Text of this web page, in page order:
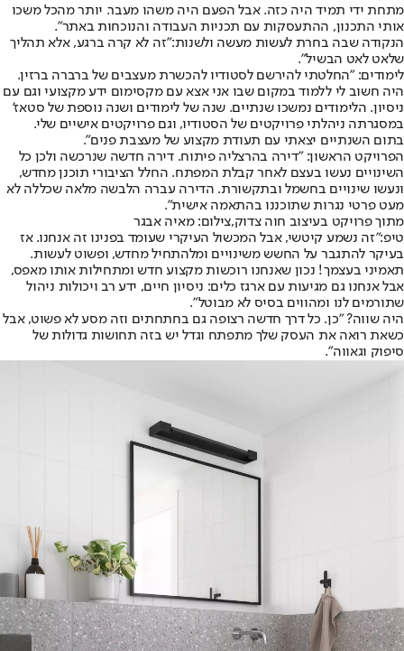
מתחת ידי תמיד היה כזה. אבל הפעם היה משהו מעבר. יותר מהכל משכו
אותי התכנון, ההתעסקות עם תכניות העבודה והנוכחות באתר".
הנקודה שבה בחרת לעשות מעשה ולשנות:"זה לא קרה ברגע, אלא תהליך
שלאט לאט הבשיל".
לימודים: "החלטתי להירשם לסטודיו להכשרת מעצבים של ברברה ברזין.
היה חשוב לי ללמוד במקום שבו אני אצא עם מקסימום ידע מקצועי וגם עם
ניסיון. הלימודים נמשכו שנתיים. שנה של לימודים ושנה נוספת של סטאז'
במסגרתה ניהלתי פרויקטים של הסטודיו, וגם פרויקטים אישיים שלי.
בתום השנתיים יצאתי עם תעודת מקצוע של מעצבת פנים".
הפרויקט הראשון: "דירה בהרצליה פיתוח. דירה חדשה שנרכשה ולכן כל
השינויים נעשו בעצם לאחר קבלת המפתח. החלל הציבורי תוכנן מחדש,
ונעשו שינויים בחשמל ובתקשורת. הדירה עברה הלבשה מלאה שכללה לא
מעט פרטי נגרות שתוכננו בהתאמה אישית".
מתוך פרויקט בעיצוב חוה צדוק,צילום: מאיה אבגר
טיפ:"זה נשמע קיטשי, אבל המכשול העיקרי שעומד בפנינו זה אנחנו. אז
בעיקר להתגבר על החשש משינויים ומלהתחיל מחדש, ופשוט לעשות.
תאמיני בעצמך! נכון שאנחנו רוכשות מקצוע חדש ומתחילות אותו מאפס,
אבל אנחנו גם מגיעות עם ארגז כלים: ניסיון חיים, ידע רב ויכולות ניהול
שתורמים לנו ומהווים בסיס לא מבוטל".
היה שווה? "כן. כל דרך חדשה רצופה גם בחתחתים וזה מסע לא פשוט, אבל
כשאת רואה את העסק שלך מתפתח וגדל יש בזה תחושות גדולות של
סיפוק וגאווה".